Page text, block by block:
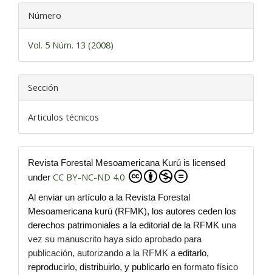
Número
Vol. 5 Núm. 13 (2008)
Sección
Articulos técnicos
Revista Forestal Mesoamericana Kurú is licensed
under CC BY-NC-ND 4.0
Al enviar un artículo a la Revista Forestal
Mesoamericana kurú (RFMK), los autores ceden los
derechos patrimoniales a la editorial de la RFMK una
vez su manuscrito haya sido aprobado para
publicación, autorizando a la RFMK a editarlo,
reproducirlo, distribuirlo, y publicarlo en formato físico